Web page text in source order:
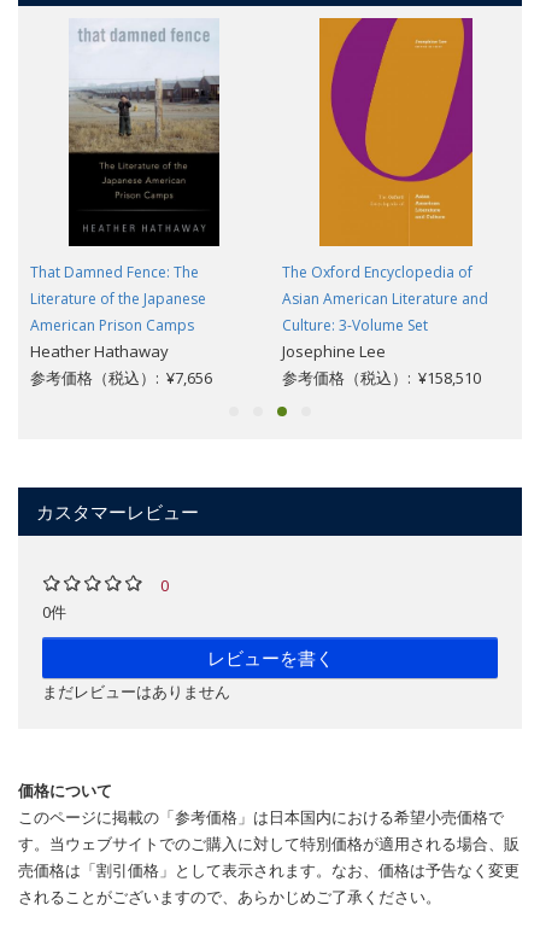
That Damned Fence: The
Literature of the Japanese
American Prison Camps
Heather Hathaway
参考価格（税込）: ¥7,656
The Oxford Encyclopedia of
Asian American Literature and
Culture: 3-Volume Set
Josephine Lee
参考価格（税込）: ¥158,510
カスタマーレビュー
0
0件
レビューを書く
まだレビューはありません
価格について
このページに掲載の「参考価格」は日本国内における希望小売価格で
す。当ウェブサイトでのご購入に対して特別価格が適用される場合、販
売価格は「割引価格」として表示されます。なお、価格は予告なく変更
されることがございますので、あらかじめご了承ください。